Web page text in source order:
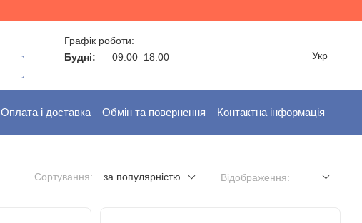
Графік роботи:
Будні:
09:00–18:00 Укр
Оплата і доставка Обмін та повернення
Контактна інформація
Сортування: за популярністю Відображення: